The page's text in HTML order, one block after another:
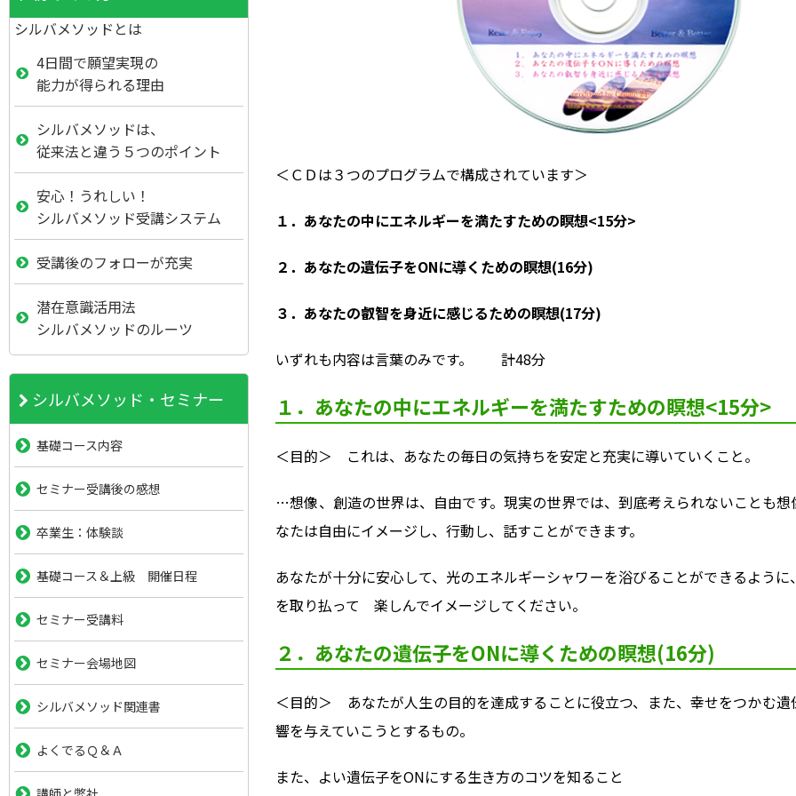
＜ＣＤは３つのプログラムで構成されています＞
１．あなたの中にエネルギーを満たすための瞑想<15分>
２．あなたの遺伝子をONに導くための瞑想(16分)
３．あなたの叡智を身近に感じるための瞑想(17分)
いずれも内容は言葉のみです。 計48分
１．あなたの中にエネルギーを満たすための瞑想<15分>
＜目的＞ これは、あなたの毎日の気持ちを安定と充実に導いていくこと。
…想像、創造の世界は、自由です。現実の世界では、到底考えられないことも想
なたは自由にイメージし、行動し、話すことができます。
あなたが十分に安心して、光のエネルギーシャワーを浴びることができるよう
を取り払って 楽しんでイメージしてください。
２．あなたの遺伝子をONに導くための瞑想(16分)
＜目的＞ あなたが人生の目的を達成することに役立つ、また、幸せをつかむ遺
響を与えていこうとするもの。
また、よい遺伝子をONにする生き方のコツを知ること
シルバメソッドとは
4日間で願望実現の
能力が得られる理由
シルバメソッドは、
従来法と違う５つのポイント
安心！うれしい！
シルバメソッド受講システム
受講後のフォローが充実
潜在意識活用法
シルバメソッドのルーツ
シルバメソッド・セミナー
基礎コース内容
セミナー受講後の感想
卒業生：体験談
基礎コース＆上級 開催日程
セミナー受講料
セミナー会場地図
シルバメソッド関連書
よくでるＱ＆Ａ